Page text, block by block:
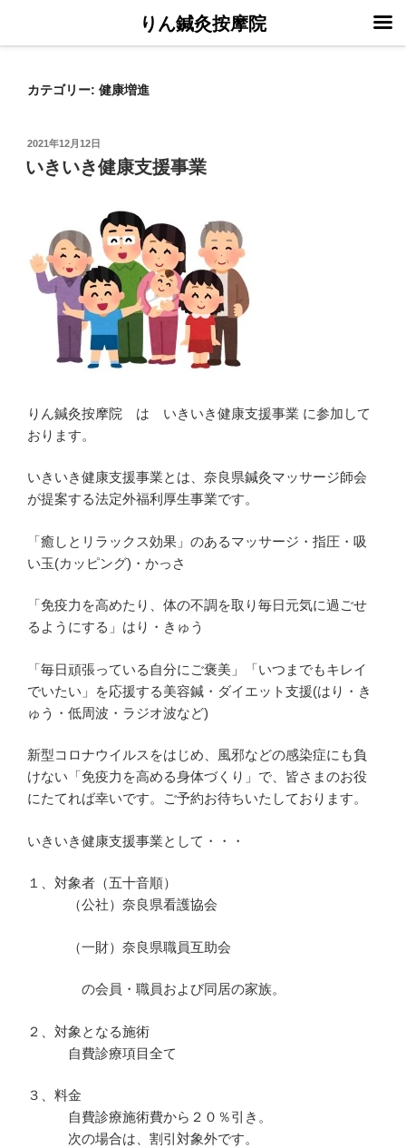
カテゴリー: 健康増進
投
稿
日:
2021年12月12日
いきいき健康支援事業
りん鍼灸按摩院 は いきいき健康支援事業 に参加して
おります。
いきいき健康支援事業とは、奈良県鍼灸マッサージ師会
が提案する法定外福利厚生事業です。
「癒しとリラックス効果」のあるマッサージ・指圧・吸
い玉(カッピング)・かっさ
「免疫力を高めたり、体の不調を取り毎日元気に過ごせ
るようにする」はり・きゅう
「毎日頑張っている自分にご褒美」「いつまでもキレイ
でいたい」を応援する美容鍼・ダイエット支援(はり・き
ゅう・低周波・ラジオ波など)
新型コロナウイルスをはじめ、風邪などの感染症にも負
けない「免疫力を高める身体づくり」で、皆さまのお役
にたてれば幸いです。ご予約お待ちいたしております。
いきいき健康支援事業として・・・
１、対象者（五十音順）
（公社）奈良県看護協会
（一財）奈良県職員互助会
の会員・職員および同居の家族。
２、対象となる施術
自費診療項目全て
３、料金
自費診療施術費から２０％引き。
次の場合は、割引対象外です。
りん鍼灸按摩院